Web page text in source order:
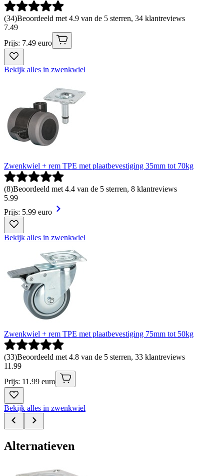
(34)Beoordeeld met 4.9 van de 5 sterren, 34 klantreviews
7.49
Prijs: 7.49 euro
Bekijk alles in zwenkwiel
Zwenkwiel + rem TPE met plaatbevestiging 35mm tot 70kg
(8)Beoordeeld met 4.4 van de 5 sterren, 8 klantreviews
5.99
Prijs: 5.99 euro
Bekijk alles in zwenkwiel
Zwenkwiel + rem TPE met plaatbevestiging 75mm tot 50kg
(33)Beoordeeld met 4.8 van de 5 sterren, 33 klantreviews
11 .99
Prijs: 11.99 euro
Bekijk alles in zwenkwiel
Alternatieven